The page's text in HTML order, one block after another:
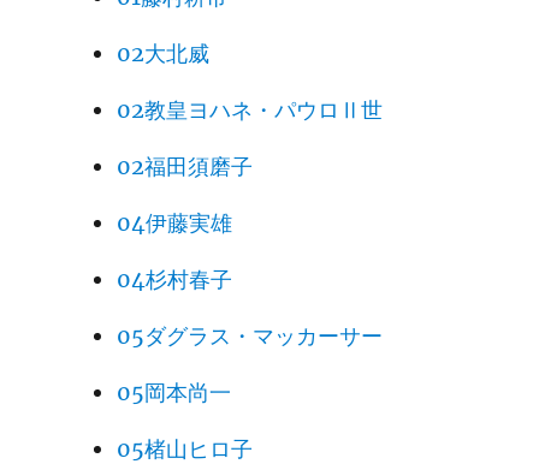
02大北威
02教皇ヨハネ・パウロⅡ世
02福田須磨子
04伊藤実雄
04杉村春子
05ダグラス・マッカーサー
05岡本尚一
05楮山ヒロ子